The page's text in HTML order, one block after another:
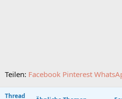
Teilen: Facebook Pinterest
Thread